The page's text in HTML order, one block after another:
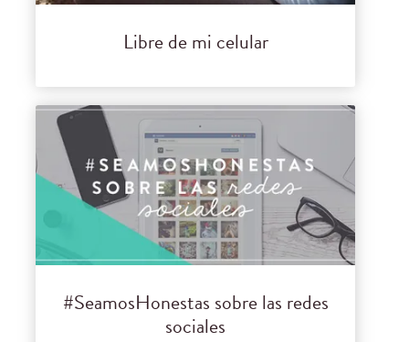
Libre de mi celular
#SeamosHonestas sobre las redes
sociales